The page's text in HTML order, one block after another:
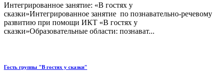
Интегрированное занятие: «В гостях у
сказки»Интегрированное занятие по познавательно-речевому
развитию при помощи ИКТ «В гостях у
сказки»Образовательные области: познават...
Гость группы "В гостях у сказки"